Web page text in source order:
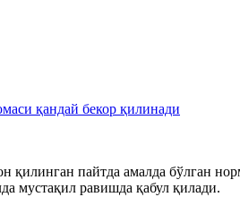
қандай бекор қилинади
қилинган пайтда амалда бўлган
мустақил равишда қабул қилади.